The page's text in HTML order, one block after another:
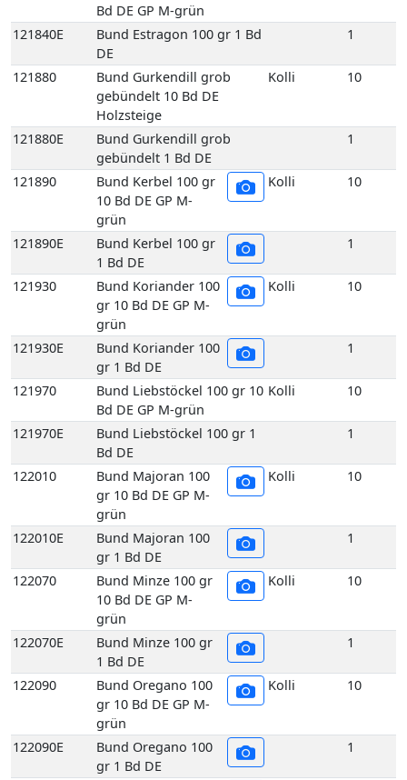
Bd DE GP M-grün
121840E
Bund Estragon 100 gr 1 Bd
DE
1
121880
Bund Gurkendill grob
gebündelt 10 Bd DE
Holzsteige
Kolli 10
121880E
Bund Gurkendill grob
gebündelt 1 Bd DE
1
121890
Bund Kerbel 100 gr
10 Bd DE GP M-
grün
Kolli 10
121890E
Bund Kerbel 100 gr
1 Bd DE
1
121930
Bund Koriander 100
gr 10 Bd DE GP M-
grün
Kolli 10
121930E
Bund Koriander 100
gr 1 Bd DE
1
121970
Bund Liebstöckel 100 gr 10
Bd DE GP M-grün
Kolli 10
121970E
Bund Liebstöckel 100 gr 1
Bd DE
1
122010
Bund Majoran 100
gr 10 Bd DE GP M-
grün
Kolli 10
122010E
Bund Majoran 100
gr 1 Bd DE
1
122070
Bund Minze 100 gr
10 Bd DE GP M-
grün
Kolli 10
122070E
Bund Minze 100 gr
1 Bd DE
1
122090
Bund Oregano 100
gr 10 Bd DE GP M-
grün
Kolli 10
122090E
Bund Oregano 100
gr 1 Bd DE
1